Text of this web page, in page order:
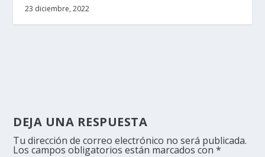
23 diciembre, 2022
DEJA UNA RESPUESTA
Tu dirección de correo electrónico no será publicada.
Los campos obligatorios están marcados con*